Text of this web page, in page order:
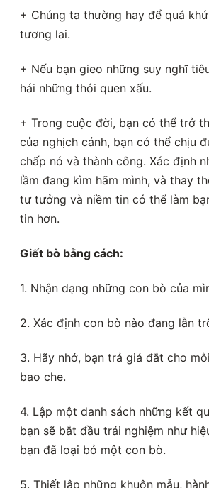
+ Chúng ta thường hay để quá
tương lai.
+ Nếu bạn gieo những suy nghĩ
hái những thói quen xấu.
+ Trong cuộc đời, bạn có thể trở
của nghịch cảnh, bạn có thể chịu
chấp nó và thành công. Xác định
lầm đang kìm hãm mình, và thay
tư tưởng và niềm tin có thể làm
tin hơn.
Giết bò bằng cách:
1. Nhận dạng những con bò của
2. Xác định con bò nào đang lẫn
3. Hãy nhớ, bạn trả giá đắt cho
bao che.
4. Lập một danh sách những kết
bạn sẽ bắt đầu trải nghiệm như
bạn đã loại bỏ một con bò.
5. Thiết lập những khuôn mẫu,